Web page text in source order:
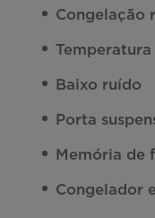
Congelação
Temperatura
Baixo ruído
Porta
Memória de
Congelador